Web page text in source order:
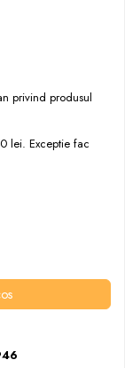
privind produsul
lei. Exceptie fac